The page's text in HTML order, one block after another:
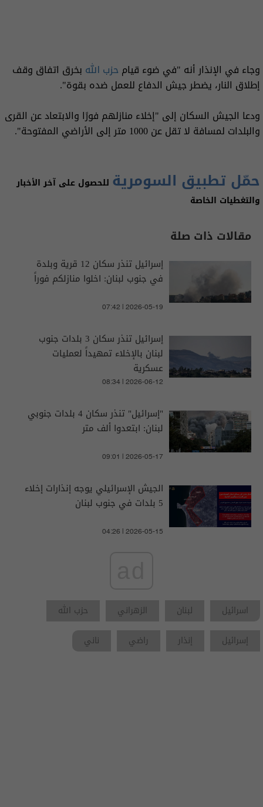
وجاء في الإنذار أنه "في ضوء قيام حزب الله بخرق اتفاق وقف
إطلاق النار، يضطر جيش الدفاع للعمل ضده بقوة".
ودعا الجيش السكان إلى "إخلاء منازلهم فورًا والابتعاد عن القرى
والبلدات لمسافة لا تقل عن 1000 متر إلى الأراضي المفتوحة".
حمّل تطبيق السومرية للحصول على آخر الأخبار
والتغطيات الخاصة
مقالات ذات صلة
إسرائيل تنذر سكان 12 قرية وبلدة
في جنوب لبنان: اخلوا منازلكم فوراً
07:42 | 2026-05-19
إسرائيل تنذر سكان 3 بلدات جنوب
لبنان بالإخلاء تمهيداً لعمليات
عسكرية
08:34 | 2026-06-12
"إسرائيل" تنذر سكان 4 بلدات جنوبي
لبنان: ابتعدوا ألف متر
09:01 | 2026-05-17
الجيش الإسرائيلي يوجه إنذارات إخلاء
5 بلدات في جنوب لبنان
04:26 | 2026-05-15
اسرائيل لبنان الزهراني
حزب الله
إسرائيل
إنذار راضي ناني